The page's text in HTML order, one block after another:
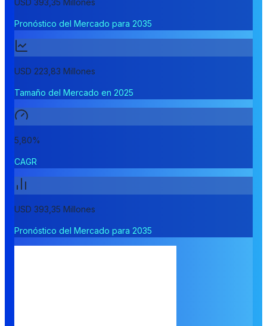
Pronóstico del Mercado para 2035
USD 223,83 Millones
Tamaño del Mercado en 2025
5,80%
CAGR
USD 393,35 Millones
Pronóstico del Mercado para 2035